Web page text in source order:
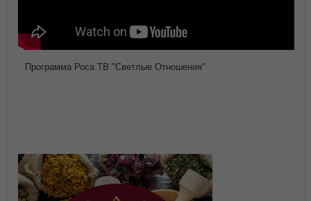
Программа Роса ТВ "Светлые Отношения"